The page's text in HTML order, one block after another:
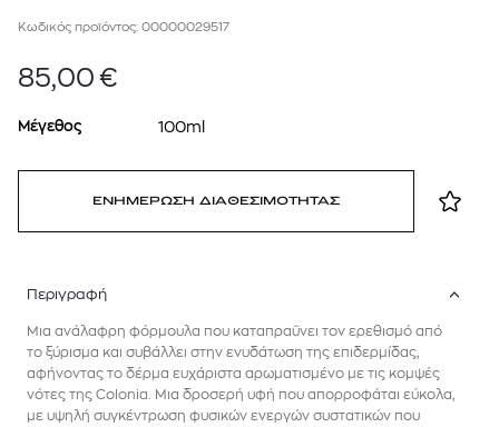
Κωδικός προϊόντος: 00000029517
85,00 €
Μέγεθος 100ml
ΕΝΗΜΕΡΩΣΗ ΔΙΑΘΕΣΙΜΟΤΗΤΑΣ
Περιγραφή
Μια ανάλαφρη φόρμουλα που καταπραΰνει τον ερεθισμό από
το ξύρισμα και συβάλλει στην ενυδάτωση της επιδερμίδας,
αφήνοντας το δέρμα ευχάριστα αρωματισμένο με τις κομψές
νότες της Colonia. Μια δροσερή υφή που απορροφάται εύκολα,
με υψηλή συγκέντρωση φυσικών ενεργών συστατικών που